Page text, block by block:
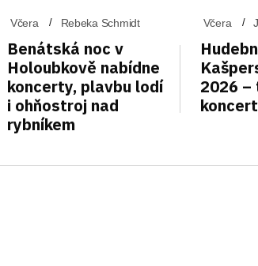
Včera Rebeka Schmidt
Benátská noc v
Holoubkově nabídne
koncerty, plavbu lodí
i ohňostroj nad
rybníkem
Včera
2026